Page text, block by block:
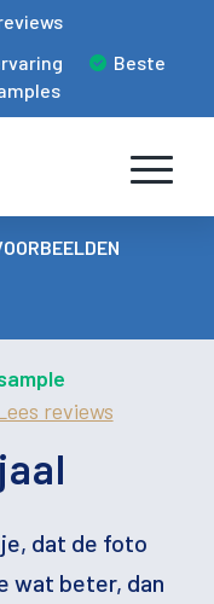
Beste
reviews
dat de foto
wat beter, dan